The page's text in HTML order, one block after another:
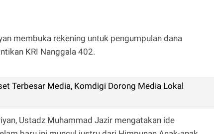
membuka rekening untuk pengumpulan dana
KRI Nanggala 402.
Terbesar Media, Komdigi Dorong Media Lokal
Ustadz Muhammad Jazir mengatakan ide